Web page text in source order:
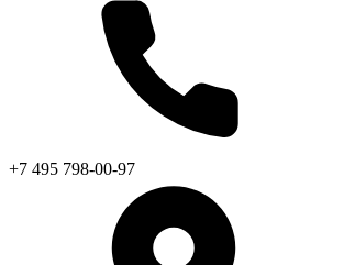
+7 495 798-00-97